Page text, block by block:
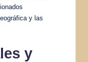
y las
y